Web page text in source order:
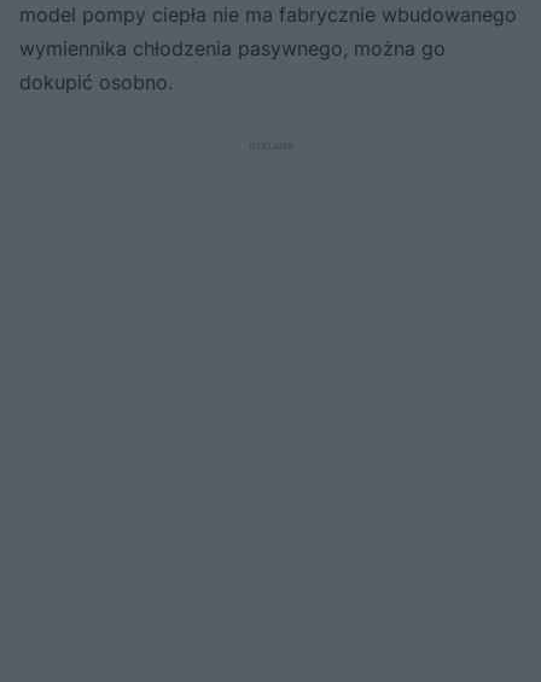
model pompy ciepła nie ma fabrycznie wbudowanego
wymiennika chłodzenia pasywnego, można go
dokupić osobno.